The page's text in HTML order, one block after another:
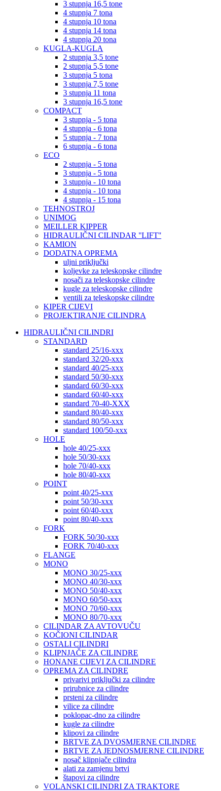
3 stupnja 16,5 tone
4 stupnja 7 tona
4 stupnja 10 tona
4 stupnja 14 tona
4 stupnja 20 tona
KUGLA-KUGLA
2 stupnja 3,5 tone
2 stupnja 5,5 tone
3 stupnja 5 tona
3 stupnja 7,5 tone
3 stupnja 11 tona
3 stupnja 16,5 tone
COMPACT
3 stupnja - 5 tona
4 stupnja - 6 tona
5 stupnja - 7 tona
6 stupnja - 6 tona
ECO
2 stupnja - 5 tona
3 stupnja - 5 tona
3 stupnja - 10 tona
4 stupnja - 10 tona
4 stupnja - 15 tona
TEHNOSTROJ
UNIMOG
MEILLER KIPPER
HIDRAULIČNI CILINDAR ''LIFT''
KAMION
DODATNA OPREMA
uljni priključki
koljevke za teleskopske cilindre
nosači za teleskopske cilindre
kugle za teleskopske cilindre
ventili za teleskopske cilindre
KIPER CIJEVI
PROJEKTIRANJE CILINDRA
HIDRAULIČNI CILINDRI
STANDARD
standard 25/16-xxx
standard 32/20-xxx
standard 40/25-xxx
standard 50/30-xxx
standard 60/30-xxx
standard 60/40-xxx
standard 70-40-XXX
standard 80/40-xxx
standard 80/50-xxx
standard 100/50-xxx
HOLE
hole 40/25-xxx
hole 50/30-xxx
hole 70/40-xxx
hole 80/40-xxx
POINT
point 40/25-xxx
point 50/30-xxx
point 60/40-xxx
point 80/40-xxx
FORK
FORK 50/30-xxx
FORK 70/40-xxx
FLANGE
MONO
MONO 30/25-xxx
MONO 40/30-xxx
MONO 50/40-xxx
MONO 60/50-xxx
MONO 70/60-xxx
MONO 80/70-xxx
CILINDAR ZA AVTOVUČU
KOČIONI CILINDAR
OSTALI CILINDRI
KLIPNJAČE ZA CILINDRE
HONANE CIJEVI ZA CILINDRE
OPREMA ZA CILINDRE
privarivi priključki za cilindre
prirubnice za cilindre
prsteni za cilindre
vilice za cilindre
poklopac-dno za cilindre
kugle za cilindre
klipovi za cilindre
BRTVE ZA DVOSMJERNE CILINDRE
BRTVE ZA JEDNOSMJERNE CILINDRE
nosač klipnjače cilindra
alati za zamjenu brtvi
štapovi za cilindre
VOLANSKI CILINDRI ZA TRAKTORE